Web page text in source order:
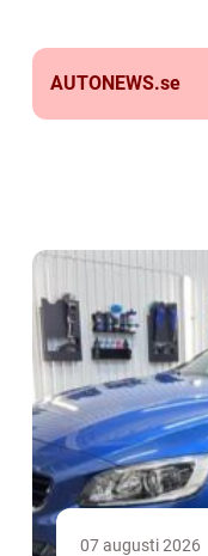
AUTONEWS.se
07 augusti 2026